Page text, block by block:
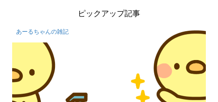
ピックアップ記事
あーるちゃんの雑記